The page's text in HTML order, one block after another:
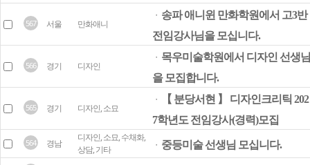
567 서울 만화애니
ㆍ 송파 애니윈 만화학원에서 고3반
전임강사님을 모십니다.
566 경기 디자인
ㆍ 목우미술학원에서 디자인 선생님
을 모집합니다.
565 경기 디자인, 소묘
ㆍ
【 분당서현 】 디자인크리틱 202
7학년도 전임강사(경력)모집
564 경남
디자인, 소묘, 수채화,
상담, 기타
ㆍ 중등미술 선생님 모십니다.